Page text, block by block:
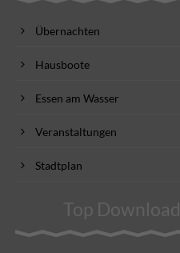
Übernachten
Hausboote
Essen am Wasser
Veranstaltungen
Stadtplan
Top Download